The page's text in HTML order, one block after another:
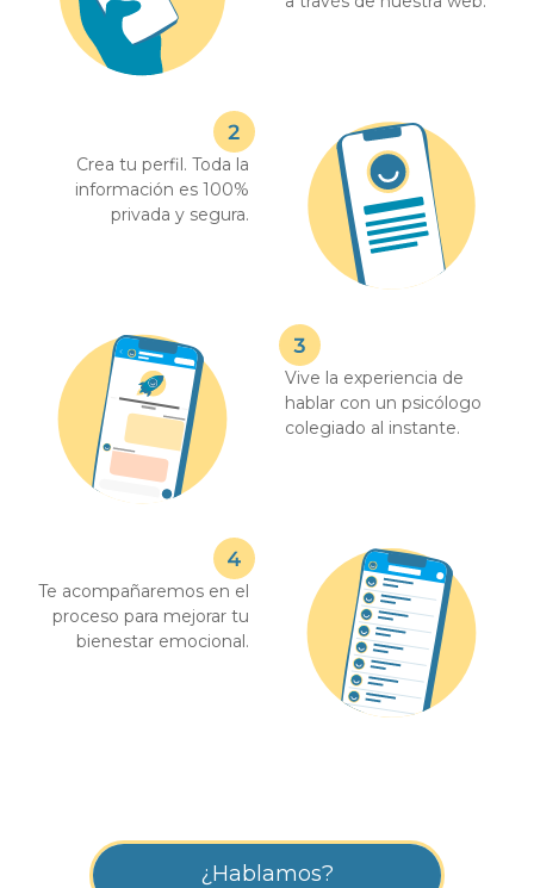
Crea tu perfil. Toda la
información es 100%
privada y segura.
Vive la experiencia de
hablar con un psicólogo
colegiado al instante.
Te acompañaremos en el
proceso para mejorar tu
bienestar emocional.
¿Hablamos?